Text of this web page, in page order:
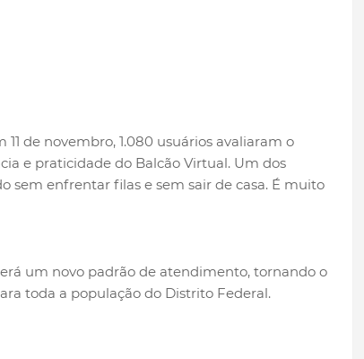
de novembro, 1.080 usuários avaliaram o
e praticidade do Balcão Virtual. Um dos
sem enfrentar filas e sem sair de casa. É muito
um novo padrão de atendimento, tornando o
toda a população do Distrito Federal.